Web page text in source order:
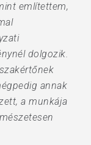
említettem,
dolgozik.
annak
a munkája